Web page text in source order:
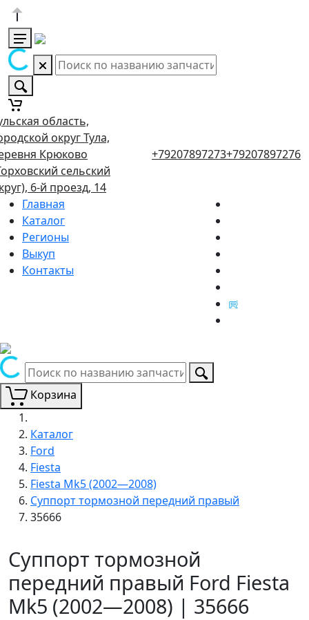
область,
округ Тула,
Крюково
сельский
6-й проезд, 14
+79207897273+79207897276
Главная
Каталог
Регионы
Выкуп
Контакты
Корзина
Каталог
Ford
Fiesta
Fiesta Mk5 (2002—2008)
Суппорт тормозной передний правый
35666
Суппорт тормозной
передний правый Ford Fiesta
Mk5 (2002—2008) | 35666